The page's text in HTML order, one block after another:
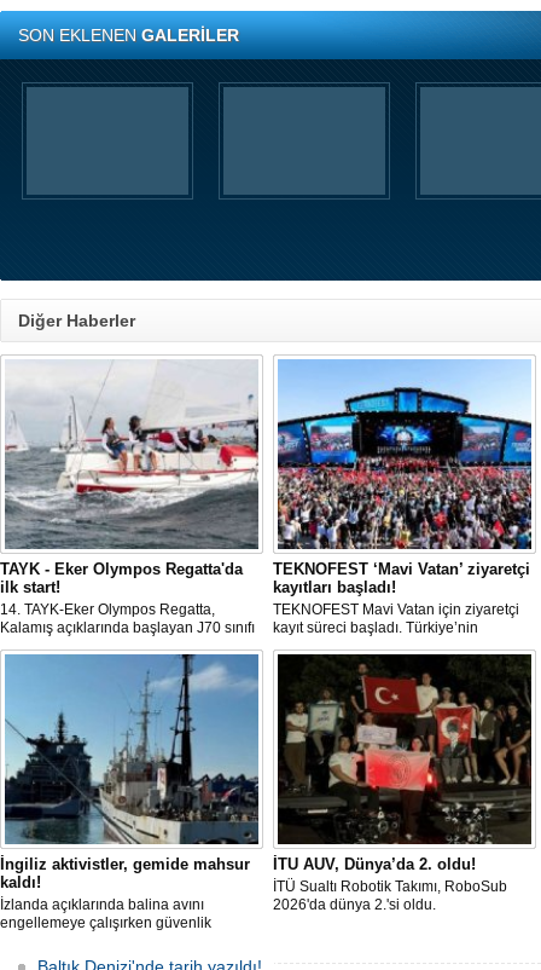
SON EKLENENGALERİLER
Diğer Haberler
TAYK - Eker Olympos Regatta'da
ilk start!
14. TAYK-Eker Olympos Regatta,
Kalamış açıklarında başlayan J70 sınıfı
yarışlarıyla ilk startını verdi. İstanbul'u 10
gün boyunca yelken coşkusuyla
buluşturacak organizasyonun ilk
gününde 9 tekne rüzgârla buluştu.
TEKNOFEST ‘Mavi Vatan’ ziyaretçi
kayıtları başladı!
TEKNOFEST Mavi Vatan için ziyaretçi
kayıt süreci başladı. Türkiye’nin
denizcilik ve savunma teknolojilerine
odaklanan etkinliği, 20-23 Ağustos
tarihleri arasında Gölcük Tersanesi
Komutanlığı’nda gerçekleştirilecek.
İngiliz aktivistler, gemide mahsur
kaldı!
İzlanda açıklarında balina avını
engellemeye çalışırken güvenlik
protesto gemisindeki 21 çevre aktivisti,
İTU AUV, Dünya’da 2. oldu!
İTÜ Sualtı Robotik Takımı, RoboSub
2026'da dünya 2.'si oldu.